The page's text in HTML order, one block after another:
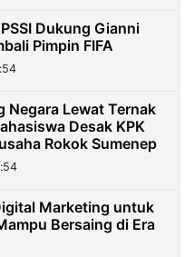
Dukung Gianni
Pimpin FIFA
Negara Lewat Ternak
Desak KPK
Rokok Sumenep
Marketing untuk
Bersaing di Era